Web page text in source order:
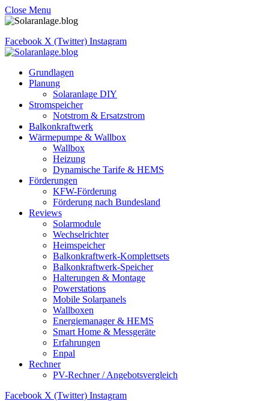
Close Menu
Facebook X (Twitter) Instagram
Grundlagen
Planung
Solaranlage DIY
Stromspeicher
Notstrom & Ersatzstrom
Balkonkraftwerk
Wärmepumpe & Wallbox
Wallbox
Heizung
Dynamische Tarife & HEMS
Förderungen
KFW-Förderung
Förderung nach Bundesland
Reviews
Solarmodule
Wechselrichter
Heimspeicher
Balkonkraftwerk-Komplettsets
Balkonkraftwerk-Speicher
Halterungen & Montage
Powerstations
Mobile Solarpanels
Wallboxen
Energiemanager & HEMS
Smart Home & Messgeräte
Erfahrungen
Enpal
Rechner
PV-Rechner / Angebotsvergleich
Facebook X (Twitter) Instagram